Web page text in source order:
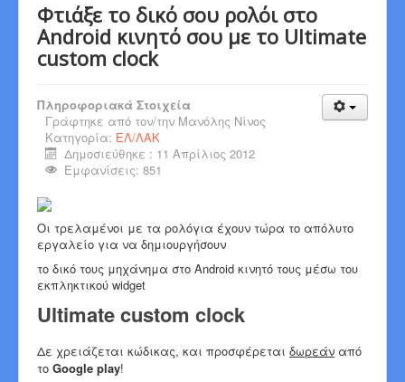
Φτιάξε το δικό σου ρολόι στο
Android κινητό σου με το Ultimate
custom clock
Πληροφοριακά Στοιχεία
Γράφτηκε από τον/την Μανόλης Νίνος
Κατηγορία: ΕΛ/ΛΑΚ
Δημοσιεύθηκε : 11 Απρίλιος 2012
Εμφανίσεις: 851
Οι τρελαμένοι με τα ρολόγια έχουν τώρα το απόλυτο
εργαλείο για να δημιουργήσουν
το δικό τους μηχάνημα στο Android κινητό τους μέσω του
εκπληκτικού widget
Ultimate custom clock
Δε χρειάζεται κώδικας, και προσφέρεται δωρεάν από
το Google play!